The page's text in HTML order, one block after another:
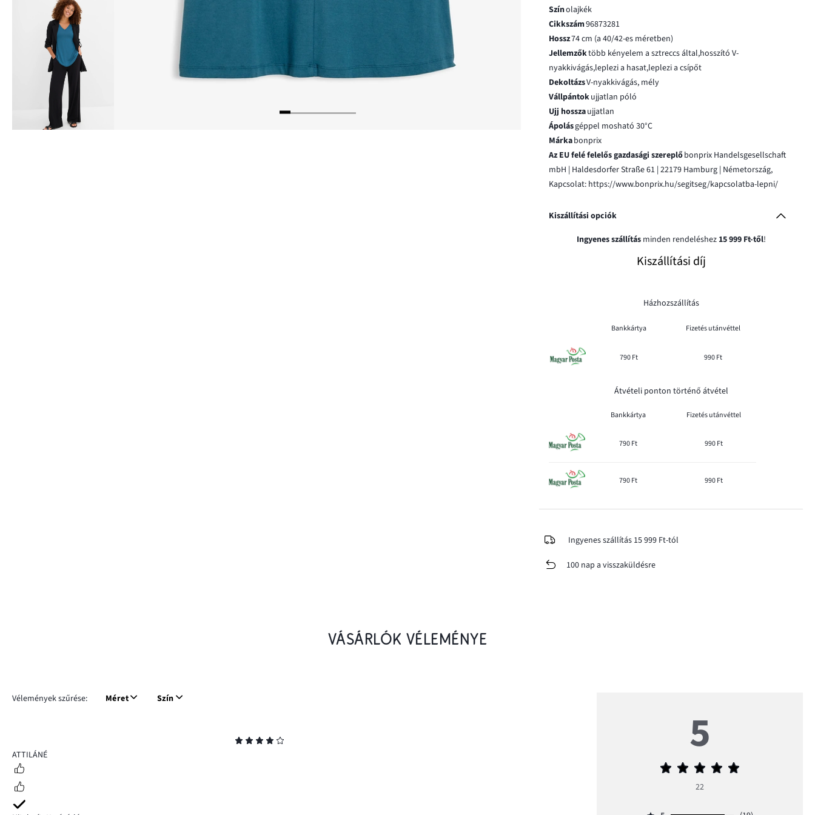
Színolajkék
Cikkszám96873281
Hossz74 cm (a 40/42-es méretben)
Jellemzőktöbb kényelem a sztreccs által,hosszító V-
nyakkivágás,leplezi a hasat,leplezi a csípőt
DekoltázsV-nyakkivágás, mély
Vállpántokujjatlan póló
Ujj hosszaujjatlan
Ápolásgéppel mosható 30°C
Márkabonprix
Az EU felé felelős gazdasági szereplőbonprix Handelsgesellschaft
mbH | Haldesdorfer Straße 61 | 22179 Hamburg | Németország,
Kapcsolat: https://www.bonprix.hu/segitseg/kapcsolatba-lepni/
Kiszállítási opciók
Ingyenes szállításminden rendeléshez 15 999 Ft-től!
Kiszállítási díj
Házhozszállítás
Bankkártya Fizetés utánvéttel
790 Ft 990 Ft
Átvételi ponton történő átvétel
Bankkártya Fizetés utánvéttel
790 Ft 990 Ft
790 Ft 990 Ft
Ingyenes szállítás 15 999 Ft-tól
100 nap a visszaküldésre
VÁSÁRLÓK VÉLEMÉNYE
Vélemények szűrése: Méret Szín
4
ATTILÁNÉ 5
Átlagos
5
22